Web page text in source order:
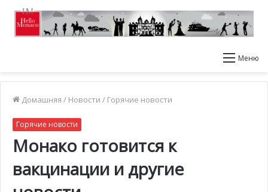
Меню
Домашняя / Новости / Горячие новости
Горячие новости
Монако готовится к
вакцинации и другие